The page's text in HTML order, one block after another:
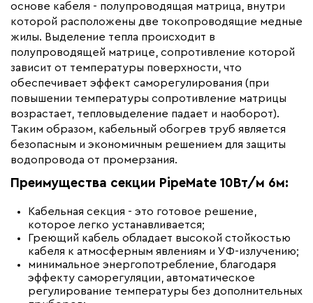
Область применения
Для канализации, Для
емкостей, Для резервуаров,
Промышленный обогрев,
Обогрев труб, На трубу
Тип кабеля саморегулирующийся
Секции кабельные
PipeMate
Бренд ССТ Indastro
Материал
эластомер
основе кабеля - полупроводящая матрица, внутри
которой расположены две токопроводящие медные
жилы. Выделение тепла происходит в
полупроводящей матрице, сопротивление которой
зависит от температуры поверхности, что
обеспечивает эффект саморегулирования (при
повышении температуры сопротивление матрицы
возрастает, тепловыделение падает и наоборот).
Таким образом, кабельный обогрев труб является
безопасным и экономичным решением для защиты
водопровода от промерзания.
Преимущества секции PipeMate 10Вт/м 6м:
Кабельная секция - это готовое решение,
которое легко устанавливается;
Греющий кабель обладает высокой стойкостью
кабеля к атмосферным явлениям и УФ-излучению;
минимальное энергопотребление, благодаря
эффекту саморегуляции, автоматическое
регулирование температуры без дополнительных